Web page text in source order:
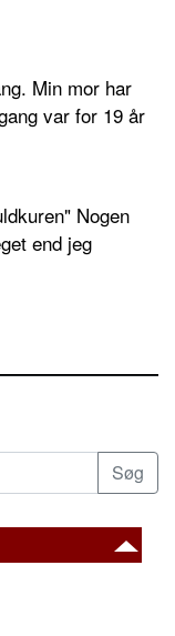
Min mor har
var for 19 år
Nogen
end jeg